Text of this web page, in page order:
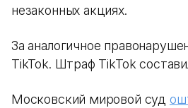
незаконных акциях.
За аналогичное
TikTok. Штраф TikTok
Московский мировой суд